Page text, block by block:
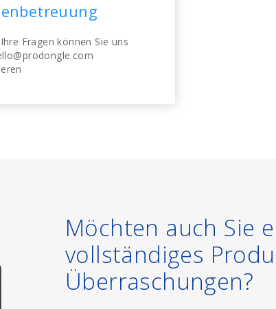
Fragen können Sie uns
Möchten auch Sie
vollständiges
Überraschungen?